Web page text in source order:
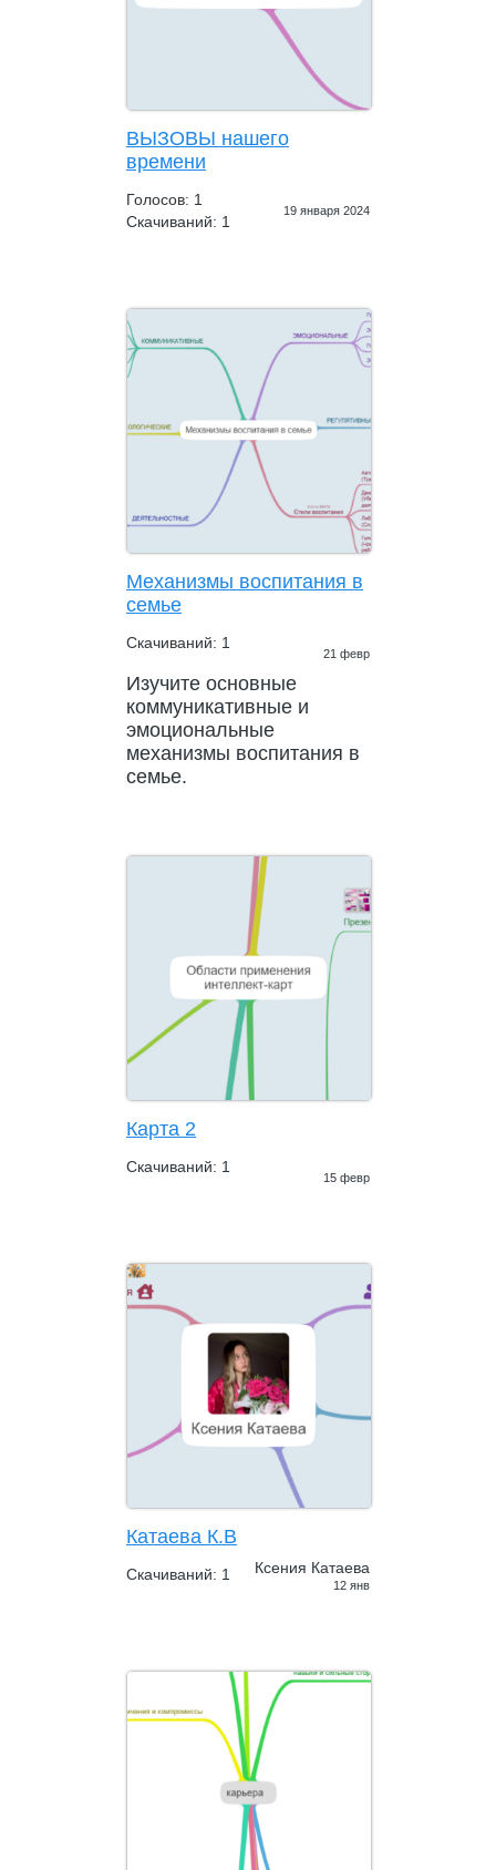
ВЫЗОВЫ нашего
времени
Голосов: 1
Скачиваний: 1
19 января 2024
Механизмы воспитания в
семье
Скачиваний: 1
21 февр
Изучите основные
коммуникативные и
эмоциональные
механизмы воспитания в
семье.
Карта 2
Скачиваний: 1
15 февр
Катаева К.В
Скачиваний: 1 Ксения Катаева
12 янв